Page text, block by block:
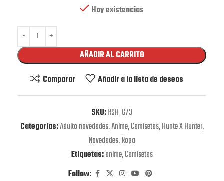
Hay existencias
AÑADIR AL CARRITO
Comparar
Añadir a la lista de deseos
SKU:RSH-673
Categorías:Adulto novedades,Anime,Camisetas,Hunte X Hunter,
Novedades,Ropa
Etiquetas:anime,Camisetas
Follow: